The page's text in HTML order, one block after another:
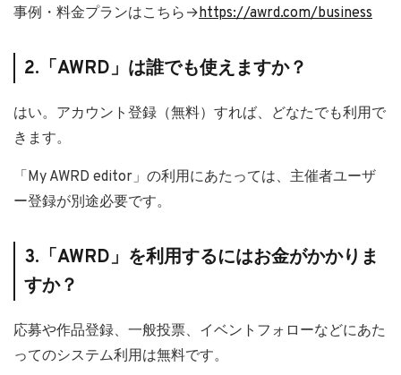
事例・料金プランはこちら→https://awrd.com/business
2.「AWRD」は誰でも使えますか？
はい。アカウント登録（無料）すれば、どなたでも利用で
きます。
「My AWRD editor」の利用にあたっては、主催者ユーザ
ー登録が別途必要です。
3.「AWRD」を利用するにはお金がかかりま
すか？
応募や作品登録、一般投票、イベントフォローなどにあた
ってのシステム利用は無料です。